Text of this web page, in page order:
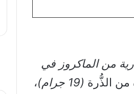
من الماكروز في
(19 جرام)
،